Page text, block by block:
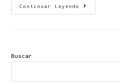
Continuar Leyendo
Buscar